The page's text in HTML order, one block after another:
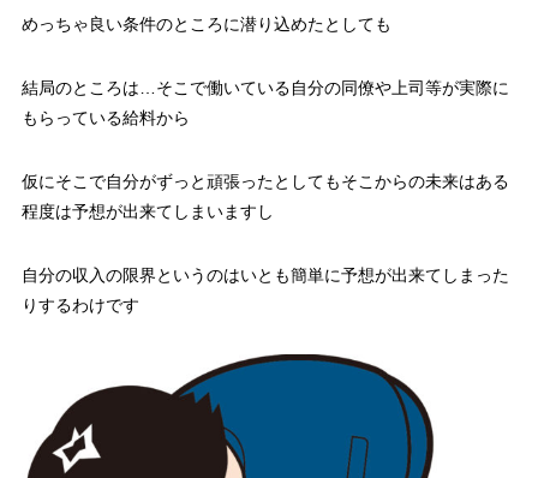
めっちゃ良い条件のところに潜り込めたとしても
結局のところは…そこで働いている自分の同僚や上司等が実際に
もらっている給料から
仮にそこで自分がずっと頑張ったとしてもそこからの未来はある
程度は予想が出来てしまいますし
自分の収入の限界というのはいとも簡単に予想が出来てしまった
りするわけです